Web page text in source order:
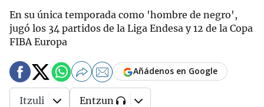
En su única temporada como 'hombre de negro',
jugó los 34 partidos de la Liga Endesa y 12 de la Copa
FIBA Europa
Añádenos en Google
Itzuli Entzun